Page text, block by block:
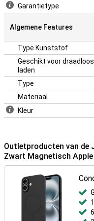
Garantietype
Algemene Features
Type Kunststof
Geschikt voor draadloos
laden
Type
Materiaal
Kleur
Outletproducten van de
Zwart Magnetisch Apple